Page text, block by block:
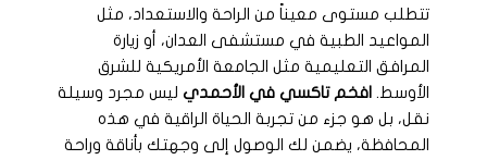
تتطلب مستوى معيناً من الراحة والاستعداد، مثل
المواعيد الطبية في مستشفى العدان، أو زيارة
المرافق التعليمية مثل الجامعة الأمريكية للشرق
الأوسط. افخم تاكسي في الأحمديليس مجرد وسيلة
نقل، بل هو جزء من تجربة الحياة الراقية في هذه
المحافظة، يضمن لك الوصول إلى وجهتك بأناقة وراحة